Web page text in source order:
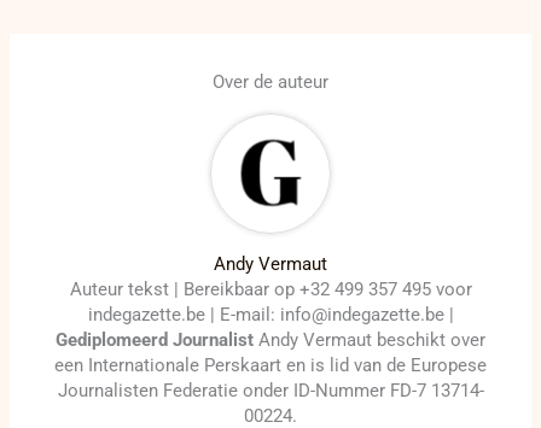
Over de auteur
Andy Vermaut
Auteur tekst | Bereikbaar op +32 499 357 495 voor
indegazette.be | E-mail: info@indegazette.be |
Gediplomeerd Journalist Andy Vermaut beschikt over
een Internationale Perskaart en is lid van de Europese
Journalisten Federatie onder ID-Nummer FD-7 13714-
00224.